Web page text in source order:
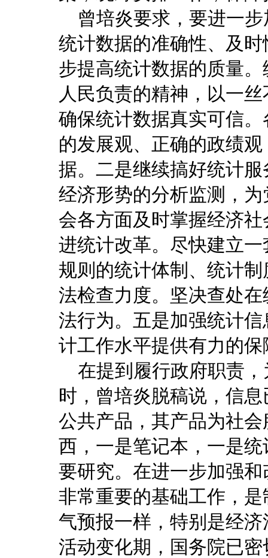
曾培炎要求，要进一步
统计数据的准确性、及
步提高统计数据的质量
人民负责的精神，以一
确保统计数据真实可信
的发展观、正确的政绩
据。二是继续搞好统计
经济形势的分析监测，
会各方面及时掌握经济
进统计改革。尽快建立
规则的统计体制、统计
法检查力度。坚决查处
法行为。五是加强统计
计工作水平提供有力的保
在提到履行政府职责，
时，曾培炎脱稿说，信
公共产品，其产品为社
西，一是笔记本，一是
要研究。在进一步加强
非常重要的基础工作，
气预报一样，特别是经
活动变化期，国务院已